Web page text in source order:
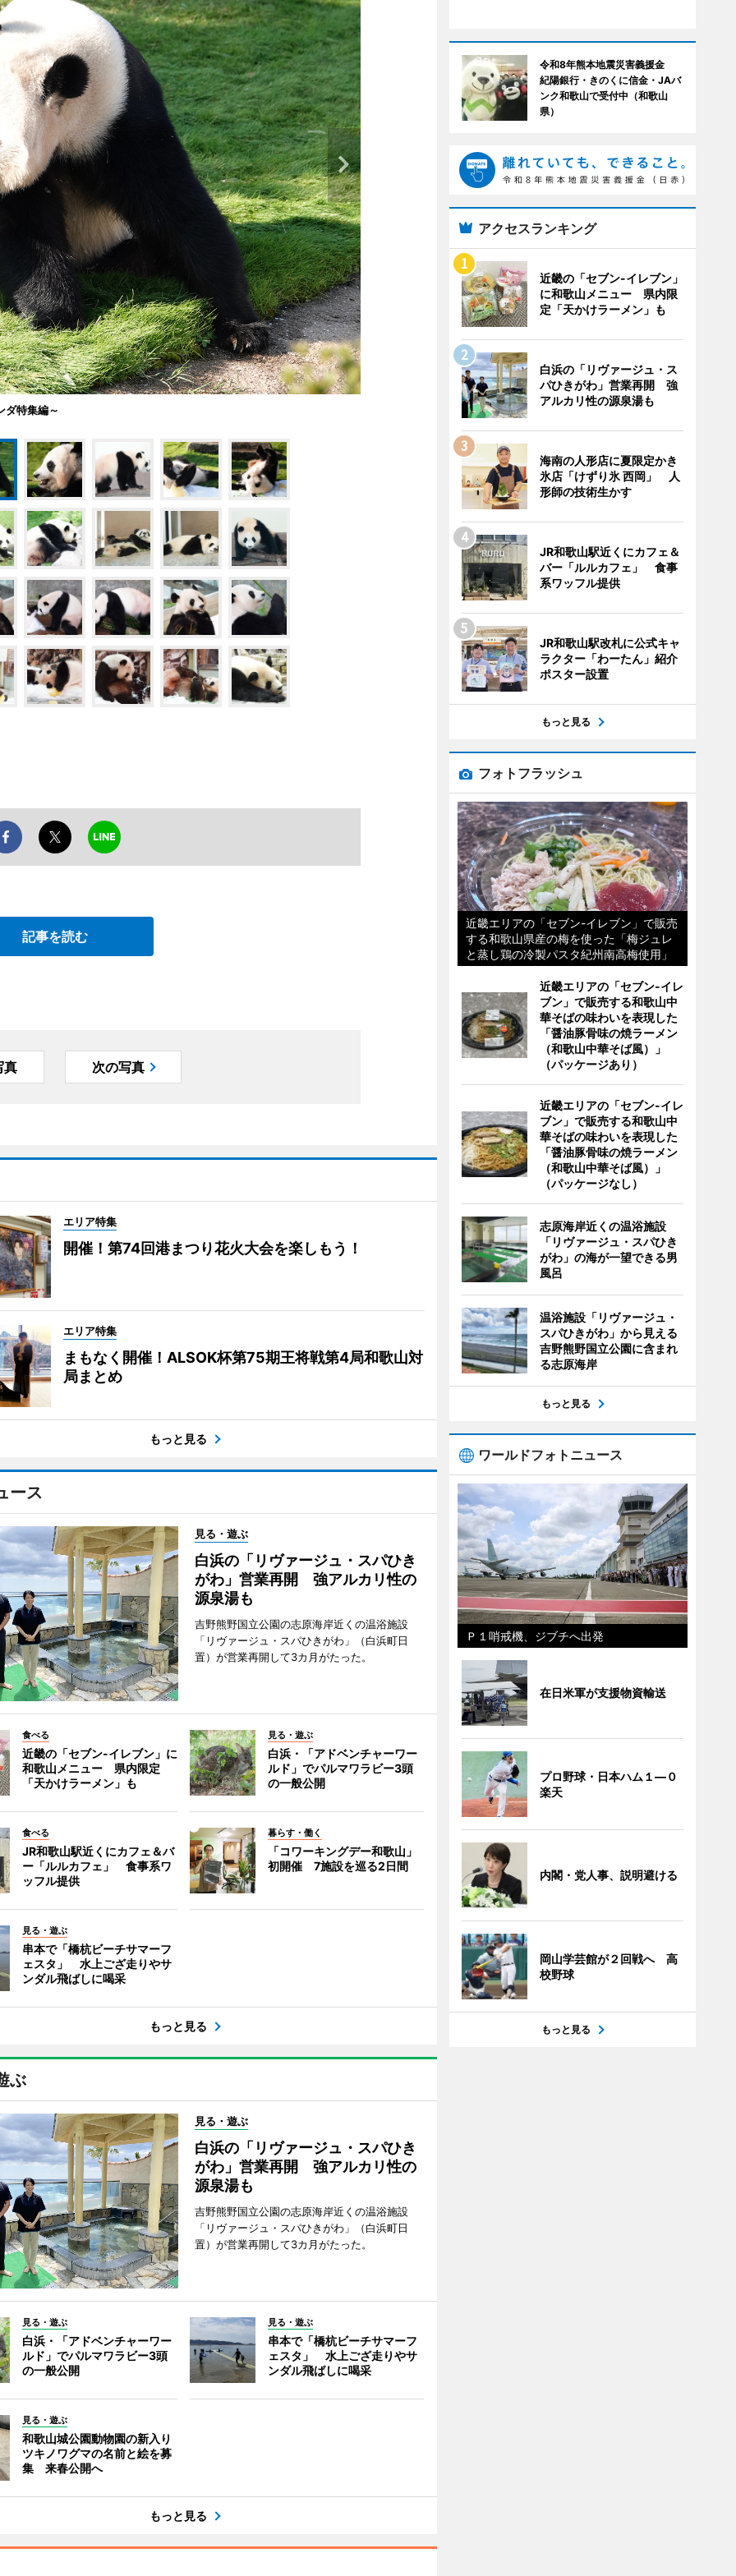
ダ特集編～
記事を読む
真 次の写真
エリア特集
開催！第74回港まつり花火大会を楽しもう！
エリア特集
まもなく開催！ALSOK杯第75期王将戦第4局和歌山対
局まとめ
もっと見る
ース
見る・遊ぶ
白浜の「リヴァージュ・スパひき
がわ」営業再開 強アルカリ性の
源泉湯も
吉野熊野国立公園の志原海岸近くの温浴施設
「リヴァージュ・スパひきがわ」（白浜町日
置）が営業再開して3カ月がたった。
食べる
近畿の「セブン-イレブン」に
和歌山メニュー 県内限定
「天かけラーメン」も
見る・遊ぶ
白浜・「アドベンチャーワー
ルド」でパルマワラビー3頭
の一般公開
食べる
JR和歌山駅近くにカフェ＆バ
ー「ルルカフェ」 食事系ワ
ッフル提供
暮らす・働く
「コワーキングデー和歌山」
初開催 7施設を巡る2日間
見る・遊ぶ
串本で「橋杭ビーチサマーフ
ェスタ」 水上ござ走りやサ
ンダル飛ばしに喝采
もっと見る
ぶ
見る・遊ぶ
白浜の「リヴァージュ・スパひき
がわ」営業再開 強アルカリ性の
源泉湯も
吉野熊野国立公園の志原海岸近くの温浴施設
「リヴァージュ・スパひきがわ」（白浜町日
置）が営業再開して3カ月がたった。
見る・遊ぶ
白浜・「アドベンチャーワー
ルド」でパルマワラビー3頭
の一般公開
見る・遊ぶ
串本で「橋杭ビーチサマーフ
ェスタ」 水上ござ走りやサ
ンダル飛ばしに喝采
見る・遊ぶ
和歌山城公園動物園の新入り
ツキノワグマの名前と絵を募
集 来春公開へ
もっと見る
令和8年熊本地震災害義援金
紀陽銀行・きのくに信金・JAバ
ンク和歌山で受付中（和歌山
県）
アクセスランキング
近畿の「セブン-イレブン」
に和歌山メニュー 県内限
定「天かけラーメン」も
白浜の「リヴァージュ・ス
パひきがわ」営業再開 強
アルカリ性の源泉湯も
海南の人形店に夏限定かき
氷店「けずり氷 西岡」 人
形師の技術生かす
JR和歌山駅近くにカフェ＆
バー「ルルカフェ」 食事
系ワッフル提供
JR和歌山駅改札に公式キャ
ラクター「わーたん」紹介
ポスター設置
もっと見る
フォトフラッシュ
近畿エリアの「セブン-イレブン」で販売
する和歌山県産の梅を使った「梅ジュレ
と蒸し鶏の冷製パスタ紀州南高梅使用」
近畿エリアの「セブン-イレ
ブン」で販売する和歌山中
華そばの味わいを表現した
「醤油豚骨味の焼ラーメン
（和歌山中華そば風）」
（パッケージあり）
近畿エリアの「セブン-イレ
ブン」で販売する和歌山中
華そばの味わいを表現した
「醤油豚骨味の焼ラーメン
（和歌山中華そば風）」
（パッケージなし）
志原海岸近くの温浴施設
「リヴァージュ・スパひき
がわ」の海が一望できる男
風呂
温浴施設「リヴァージュ・
スパひきがわ」から見える
吉野熊野国立公園に含まれ
る志原海岸
もっと見る
ワールドフォトニュース
Ｐ１哨戒機、ジブチへ出発
在日米軍が支援物資輸送
プロ野球・日本ハム１―０
楽天
内閣・党人事、説明避ける
岡山学芸館が２回戦へ 高
校野球
もっと見る